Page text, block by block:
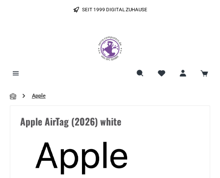
SEIT 1999 DIGITAL ZUHAUSE
Apple
Apple AirTag (2026) white